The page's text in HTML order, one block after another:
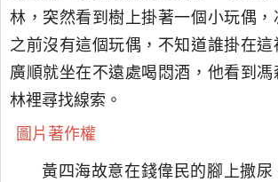
林，突然看到樹上掛著一個小玩偶
之前沒有這個玩偶，不知道誰掛在
廣順就坐在不遠處喝悶酒，他看到
林裡尋找線索。
圖片著作權
黃四海故意在錢偉民的腳上撒